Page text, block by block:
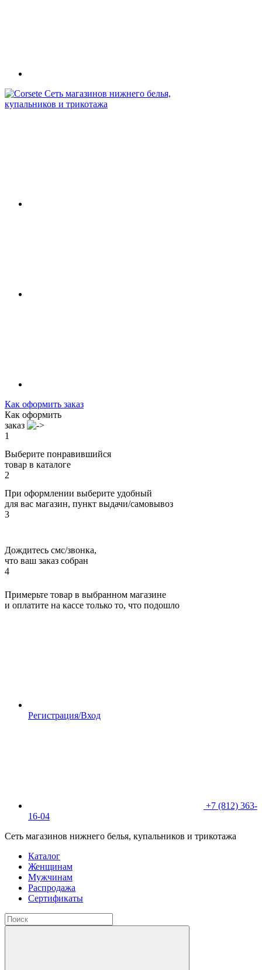
Сеть магазинов нижнего белья,
купальников и трикотажа
Как оформить заказ
Как оформить
заказ
1
Выберите понравившийся
товар в каталоге
2
При оформлении выберите удобный
для вас магазин, пункт выдачи/самовывоз
3
Дождитесь смс/звонка,
что ваш заказ собран
4
Примерьте товар в выбранном магазине
и оплатите на кассе только то, что подошло
Регистрация/Вход
+7 (812) 363-
16-04
Сеть магазинов нижнего белья, купальников и трикотажа
Каталог
Женщинам
Мужчинам
Распродажа
Сертификаты